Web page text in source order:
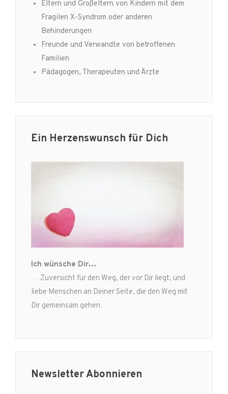
Eltern und Großeltern von Kindern mit dem
Fragilen X-Syndrom oder anderen
Behinderungen
Freunde und Verwandte von betroffenen
Familien
Pädagogen, Therapeuten und Ärzte
Ein Herzenswunsch für Dich
Ich wünsche Dir…
… Zuversicht für den Weg, der vor Dir liegt, und
liebe Menschen an Deiner Seite, die den Weg mit
Dir gemeinsam gehen.
Newsletter Abonnieren